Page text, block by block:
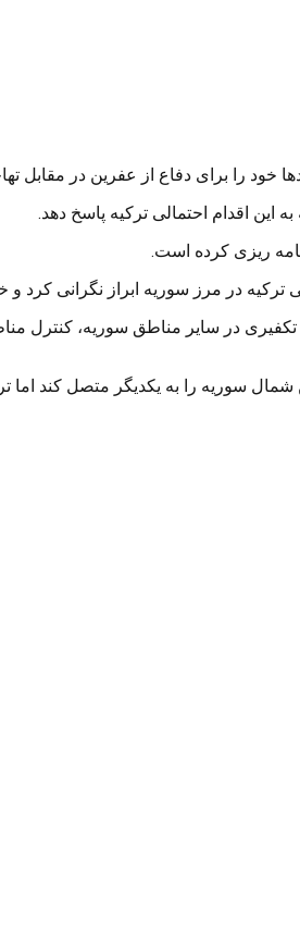
را برای دفاع از عفرین در مقابل
این اقدام احتمالی ترکیه پاسخ دهد.
ریزی کرده است.
در مرز سوریه ابراز نگرانی کرد و
تکفیری در سایر مناطق سوریه،
سوریه را به یکدیگر متصل کند اما